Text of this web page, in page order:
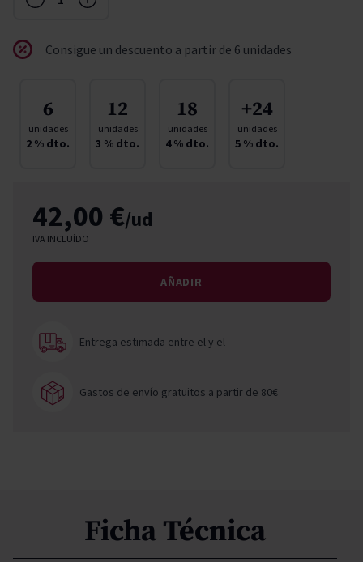
Consigue un descuento a partir de 6 unidades
6
unidades
2 % dto.
12
unidades
3 % dto.
18
unidades
4% dto.
+24
unidades
5 % dto.
42,00 €/ud
IVA INCLUÍDO
AÑADIR
Entrega estimada entre ely el
Gastos de envío gratuitos a partir de 80€
Ficha Técnica